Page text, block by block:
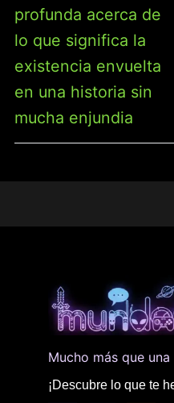
profunda acerca de
lo que significa la
existencia envuelta
en una historia sin
mucha enjundia
Mucho más que
¡Descubre lo que te